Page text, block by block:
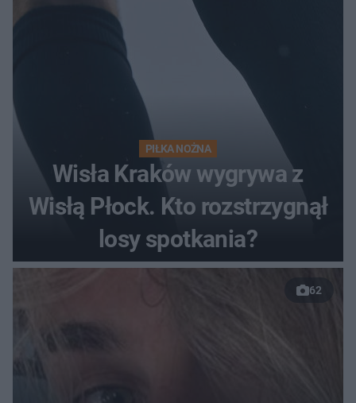
PIŁKA NOŻNA
Wisła Kraków wygrywa z
Wisłą Płock. Kto rozstrzygnął
losy spotkania?
62